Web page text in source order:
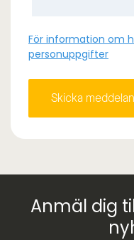
För information om
personuppgifter
Anmäl dig